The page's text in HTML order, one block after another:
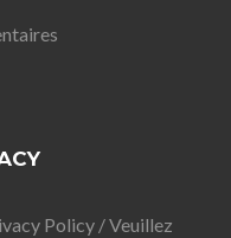
Policy / Veuillez